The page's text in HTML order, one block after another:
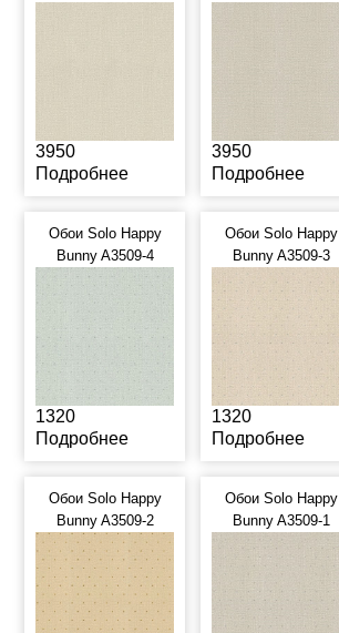
3950
Подробнее
3950
Подробнее
Обои Solo Happy
Bunny A3509-4
1320
Подробнее
Обои Solo Happy
Bunny A3509-3
1320
Подробнее
Обои Solo Happy
Bunny A3509-2
Обои Solo Happy
Bunny A3509-1